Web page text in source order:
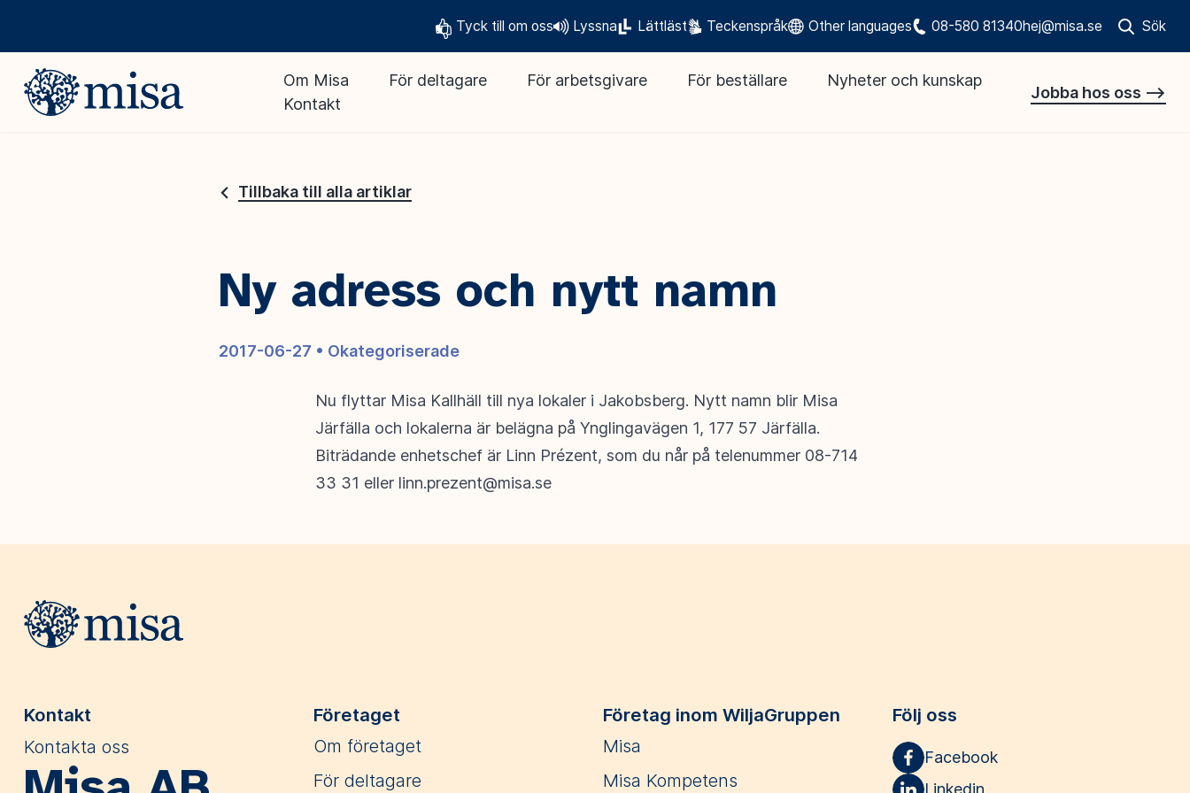
Tyck till om oss Lyssna Lättläst Teckenspråk Other languages 08-580 81340hej@misa.se Sök
Öppna
Om Misa För deltagare För arbetsgivare För beställare
Nyheter och kunskap
Kontakt
Jobba hos oss -->
Tillbaka till alla artiklar
Ny adress och nytt namn
2017-06-27 • Okategoriserade
Nu flyttar Misa Kallhäll till nya lokaler i Jakobsberg. Nytt namn blir Misa
Järfälla och lokalerna är belägna på Ynglingavägen 1, 177 57 Järfälla.
Biträdande enhetschef är Linn Prézent, som du når på telenummer 08-714
33 31 eller linn.prezent@misa.se
Webbplatsens sidfot
Kontakt
Kontakta oss
Företaget
Om företaget
För deltagare
Företag inom WiljaGruppen
Misa
Misa Kompetens
Följ oss
Facebook
Linkedin